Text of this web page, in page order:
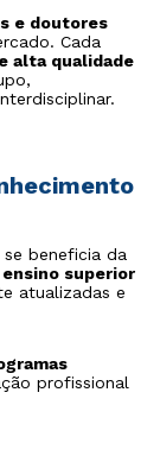
e doutores
Cada
alta qualidade
beneficia da
superior
atualizadas e
profissional